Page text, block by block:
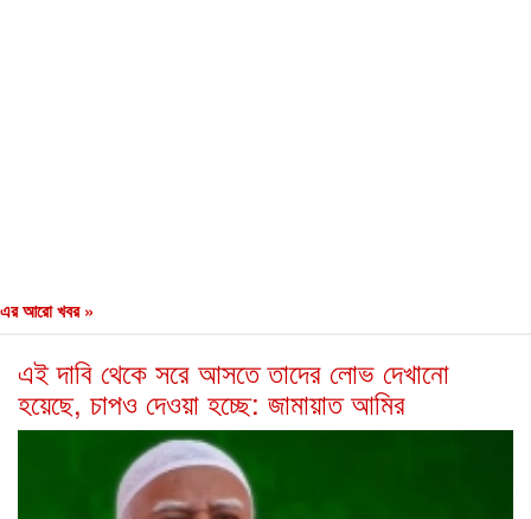
এর আরো খবর »
এই দাবি থেকে সরে আসতে তাদের লোভ দেখানো
হয়েছে, চাপও দেওয়া হচ্ছে: জামায়াত আমির